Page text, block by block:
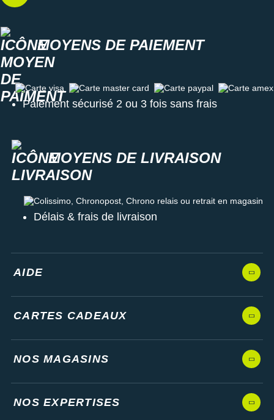
MOYENS DE PAIEMENT
Carte visa Carte master card Carte paypal Carte amex
Paiement sécurisé 2 ou 3 fois sans frais
MOYENS DE LIVRAISON
Colissimo, Chronopost, Chrono relais ou retrait en magasin
Délais & frais de livraison
AIDE
CARTES CADEAUX
NOS MAGASINS
NOS EXPERTISES